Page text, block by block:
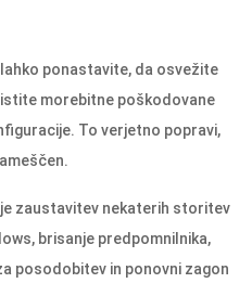
ponastavite, da osvežite
morebitne poškodovane
To verjetno popravi,
zaustavitev nekaterih storitev
brisanje predpomnilnika,
posodobitev in ponovni zagon